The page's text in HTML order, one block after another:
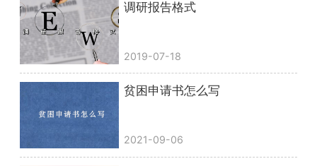
调研报告格式
2019-07-18
贫困申请书怎么写
2021-09-06